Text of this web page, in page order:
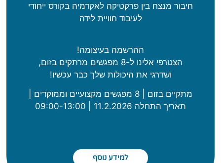
חיבור מנצח בין פרקטיקה לאקדמיה בקורס ייחודי
לעיבוד חוויית לידה
ההרשמה בעיצומה!
הצטרפי אלינו ל-8 מפגשים מרתקים בזום,
ושדרגי את היכולות שלך כבר עכשיו!
מתקיים בזום | 8 מפגשים מקצועיים וממוקדים |
תאריך התחלה 11.2.2026 | 09:00-13:00
למידע נוסף